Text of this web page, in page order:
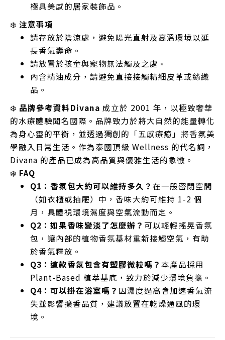
極具美感的居家裝飾品。
❄️ 注意事項
請存放於陰涼處，避免陽光直射及高溫環境以延
長香氣壽命。
請放置於孩童與寵物無法觸及之處。
內含精油成分，請避免直接接觸精細皮革或絲織
品。
❄️ 品牌參考資料Divana 成立於 2001 年，以極致奢華
的水療體驗聞名國際。品牌致力於將大自然的能量轉化
為身心靈的平衡，並透過獨創的「五感療癒」將香氛美
學融入日常生活。作為泰國頂級 Wellness 的代名詞，
Divana 的產品已成為高品質與優雅生活的象徵。
❄️ FAQ
Q1：香氛包大約可以維持多久？ 在一般密閉空間
（如衣櫃或抽屜）中，香味大約可維持 1-2 個
月，具體視環境濕度與空氣流動而定。
Q2：如果香味變淡了怎麼辦？ 可以輕輕搖晃香氛
包，讓內部的植物香氛基材重新接觸空氣，有助
於香氣釋放。
Q3：這款香氛包含有塑膠微粒嗎？ 本產品採用
Plant-Based 植萃基底，致力於減少環境負擔。
Q4：可以掛在浴室嗎？ 因濕度過高會加速香氣流
失並影響擴香品質，建議放置在乾燥通風的環
境。